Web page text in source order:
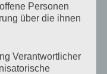
I“
gespaltenes
Personen
über die ihnen
Verantwortlicher